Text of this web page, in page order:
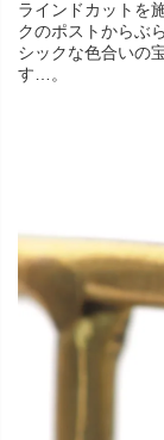
ラインドカットを
クのポストからぶ
シックな色合いの
す…。